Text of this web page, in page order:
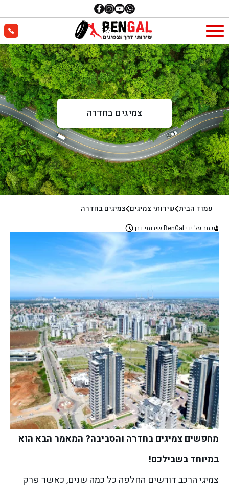
צמיגים בחדרה
עמוד הבית שירותי צמיגים צמיגים בחדרה
נכתב על ידי BenGal שירותי דרך
מחפשים צמיגים בחדרה והסביבה? המאמר הבא הוא
במיוחד בשבילכם!
צמיגי הרכב דורשים החלפה כל כמה שנים, כאשר פרק